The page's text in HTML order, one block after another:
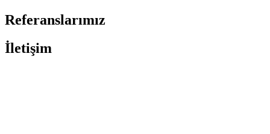
Referanslarımız
İletişim